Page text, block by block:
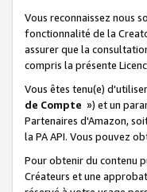
Vous reconnaissez nous
fonctionnalité de la
assurer que la
compris la présente
Vous êtes tenu(e)
de Compte ») et un
Partenaires d'Amazon,
la PA API. Vous pouvez
Pour obtenir du contenu
Créateurs et une